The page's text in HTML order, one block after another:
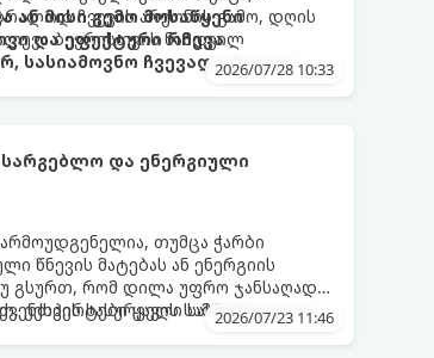
ჩვევის არქონის გამო, დღის
ბევრისთვის ნამდვილ
მისი გემო მოსაწყენი
და ეფექტური რჩევა
სასიამოვნო ჩვევად აქციოთ.
2026/07/28 10:33
და ენერგიული
თუმცა ჭარბი
წნევის მატებას ან ენერგიის
გსურთ, რომ დილა უფრო ჯანსაღად
ექსპერტები ყავის სამ საუკეთესო
სასურველი სასმელი:2026/07/23 11:46